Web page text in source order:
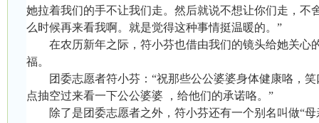
她拉着我们的手不让我们走。然后就说不想让你们走，不
么时候再来看我啊。就是觉得这种事情挺温暖的。”
在农历新年之际，符小芬也借由我们的镜头给她关心
福。
团委志愿者符小芬：“祝那些公公婆婆身体健康咯，笑
点抽空过来看一下公公婆婆 ，给他们的承诺咯。”
除了是团委志愿者之外，符小芬还有一个别名叫做“母